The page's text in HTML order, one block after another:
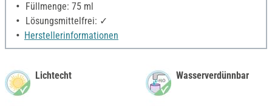
Füllmenge: 75 ml
Lösungsmittelfrei: ✓
Herstellerinformationen
Lichtecht Wasserverdünnbar